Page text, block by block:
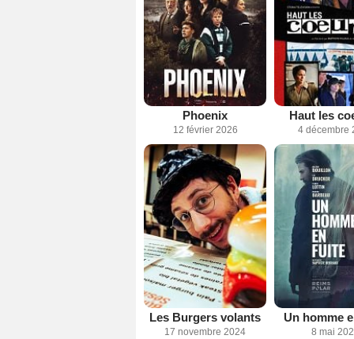
Phoenix
12 février 2026
Haut les
4 décembre
Les Burgers volants
17 novembre 2024
Un homme
8 mai